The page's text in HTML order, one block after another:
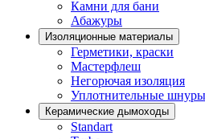
Камни для бани
Абажуры
Изоляционные материалы
Герметики, краски
Мастерфлеш
Негорючая изоляция
Уплотнительные шнуры
Керамические дымоходы
Standart